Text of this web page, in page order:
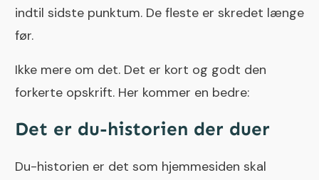
indtil sidste punktum. De fleste er skredet længe
før.
Ikke mere om det. Det er kort og godt den
forkerte opskrift. Her kommer en bedre:
Det er du-historien der duer
Du-historien er det som hjemmesiden skal